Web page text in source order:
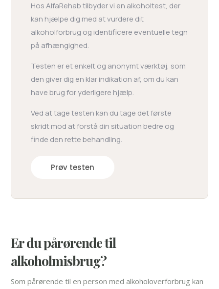
Hos AlfaRehab tilbyder vi en alkoholtest, der
kan hjælpe dig med at vurdere dit
alkoholforbrug og identificere eventuelle tegn
på afhængighed.
Testen er et enkelt og anonymt værktøj, som
den giver dig en klar indikation af, om du kan
have brug for yderligere hjælp.
Ved at tage testen kan du tage det første
skridt mod at forstå din situation bedre og
finde den rette behandling.
Prøv testen
Er du pårørende til
alkoholmisbrug?
Som pårørende til en person med alkoholoverforbrug kan